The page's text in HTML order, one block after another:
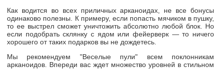
Как водится во всех приличных арканоидах, не все бонусы
одинаково полезны. К примеру, если попасть мячиком в пушку,
то ее выстрел сможет уничтожить абсолютно любой блок. Но
если подобрать склянку с ядом или фейерверк — то ничего
хорошего от таких подарков вы не дождетесь.
Мы рекомендуем "Веселые пули" всем поклонникам
арканоидов. Впереди вас ждет множество уровней в стильном